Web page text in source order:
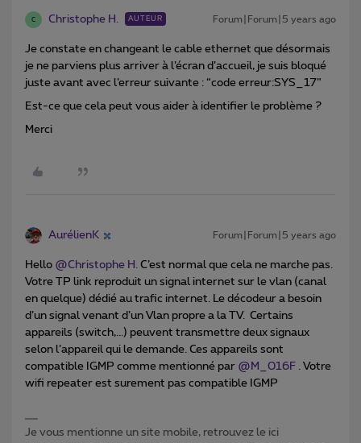
C Christophe H. AUTEUR Forum|Forum|5 years ago
Je constate en changeant le cable ethernet que désormais
je ne parviens plus arriver à l’écran d’accueil, je suis bloqué
juste avant avec l’erreur suivante : “code erreur:SYS_17”
Est-ce que cela peut vous aider à identifier le problème ?
Merci
AurélienK Forum|Forum|5 years ago
Hello @Christophe H. C’est normal que cela ne marche pas.
Votre TP link reproduit un signal internet sur le vlan (canal
en quelque) dédié au trafic internet. Le décodeur a besoin
d’un signal venant d’un Vlan propre a la TV. Certains
appareils (switch,...) peuvent transmettre deux signaux
selon l’appareil qui le demande. Ces appareils sont
compatible IGMP comme mentionné par @M_016F . Votre
wifi repeater est surement pas compatible IGMP
Je vous mentionne un site mobile, retrouvez le ici